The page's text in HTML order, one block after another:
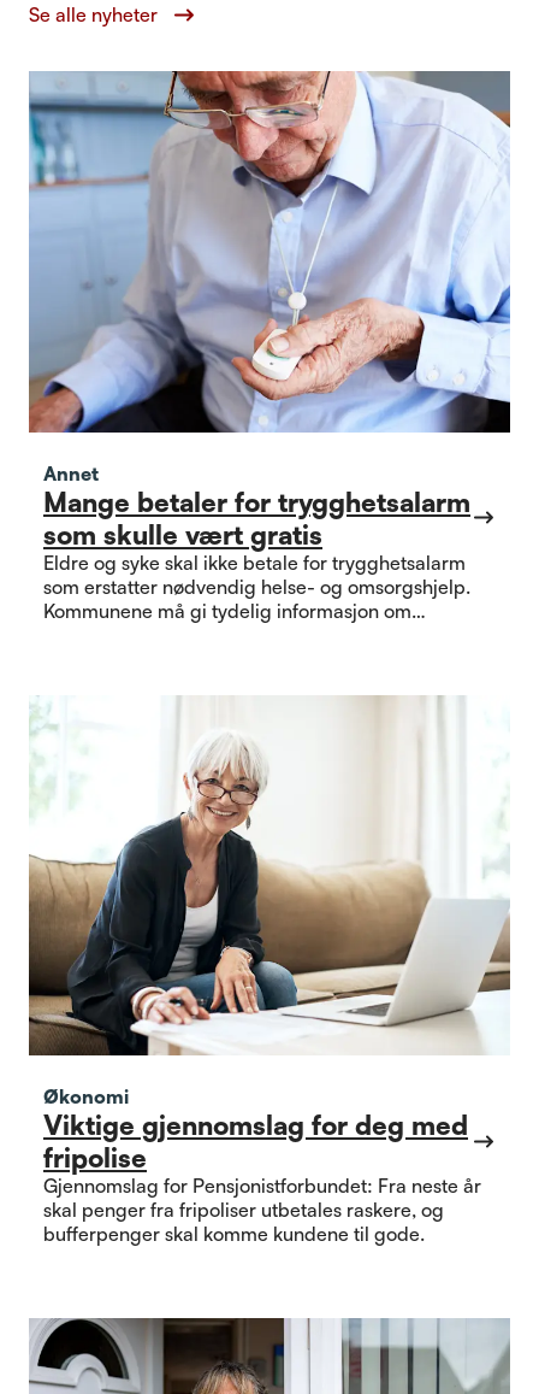
Se alle nyheter
Annet
Mange betaler for trygghetsalarm
som skulle vært gratis
Eldre og syke skal ikke betale for trygghetsalarm
som erstatter nødvendig helse- og omsorgshjelp.
Kommunene må gi tydelig informasjon om
Økonomi
Viktige gjennomslag for deg med
fripolise
Gjennomslag for Pensjonistforbundet: Fra neste år
skal penger fra fripoliser utbetales raskere, og
bufferpenger skal komme kundene til gode.